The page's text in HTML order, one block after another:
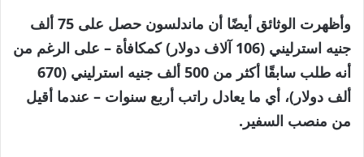
وأظهرت الوثائق أيضًا أن ماندلسون حصل على 75 ألف
جنيه استرليني (106 آلاف دولار) كمكافأة – على الرغم من
أنه طلب سابقًا أكثر من 500 ألف جنيه استرليني (670
ألف دولار)، أي ما يعادل راتب أربع سنوات – عندما أقيل
من منصب السفير.